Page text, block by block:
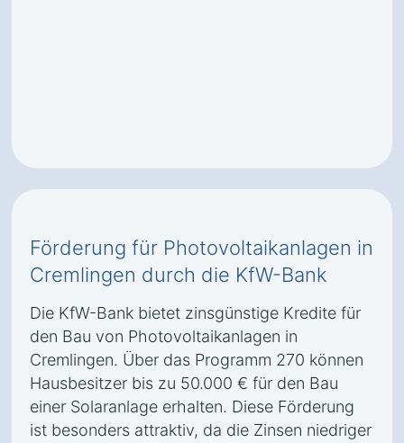
Förderung für Photovoltaikanlagen in
Cremlingen durch die KfW-Bank
Die KfW-Bank bietet zinsgünstige Kredite für
den Bau von Photovoltaikanlagen in
Cremlingen. Über das Programm 270 können
Hausbesitzer bis zu 50.000 € für den Bau
einer Solaranlage erhalten. Diese Förderung
ist besonders attraktiv, da die Zinsen niedriger